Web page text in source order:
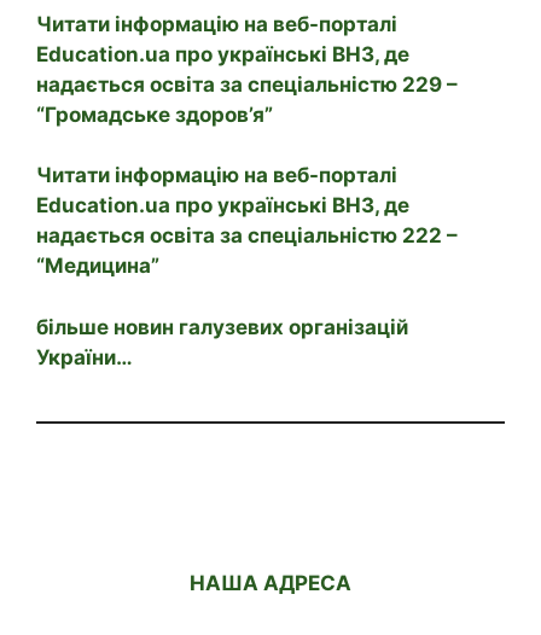
Читати інформацію на веб-порталі
Education.ua про українські ВНЗ, де
надається освіта за спеціальністю 229 –
“Громадське здоров’я”
Читати інформацію на веб-порталі
Education.ua про українські ВНЗ, де
надається освіта за спеціальністю 222 –
“Медицина”
більше новин галузевих організацій
України…
НАША АДРЕСА